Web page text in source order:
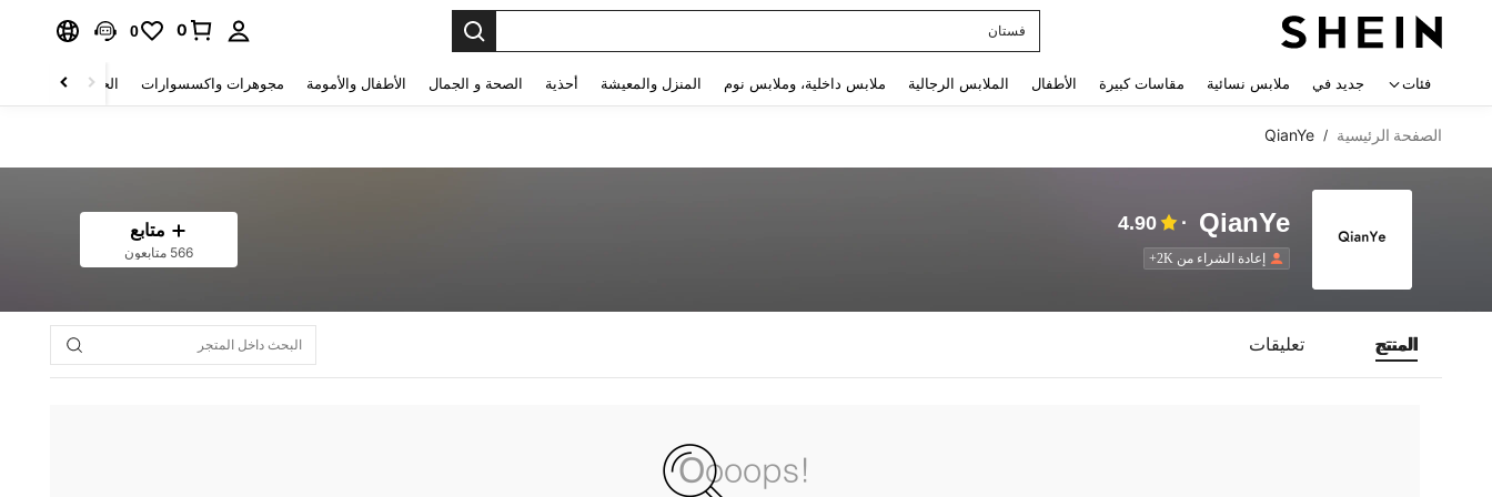
فستان
0
0
فئات جديد في ملابس نسائية مقاسات كبيرة الأطفال الملابس الرجالية ملابس داخلية، وملابس نوم المنزل والمعيشة أحذية الصحة و الجمال الأطفال والأمومة مجوهرات واكسسوارات الحقائب والأمتعة
الصفحة الرئيسية /
QianYe
QianYe
4.90
إعادة الشراء من 2K+
متابع
566 متابعون
المنتج تعليقات